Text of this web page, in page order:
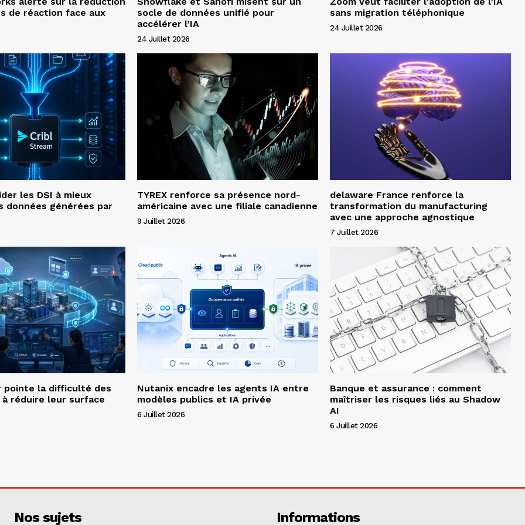
de réaction face aux
socle de données unifié pour
accélérer l’IA
24 Juillet 2026
sans migration téléphonique
24 Juillet 2026
les DSI à mieux
données générées par
TYREX renforce sa présence nord-
américaine avec une filiale canadienne
9 Juillet 2026
delaware France renforce la
transformation du manufacturing
avec une approche agnostique
7 Juillet 2026
pointe la difficulté des
réduire leur surface
Nutanix encadre les agents IA entre
modèles publics et IA privée
6 Juillet 2026
Banque et assurance : comment
maîtriser les risques liés au Shadow
AI
6 Juillet 2026
Nos sujets Informations